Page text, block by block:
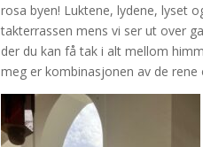
rosa byen! Luktene, lydene, lyset
takterrassen mens vi ser ut over
der du kan få tak i alt mellom
meg er kombinasjonen av de